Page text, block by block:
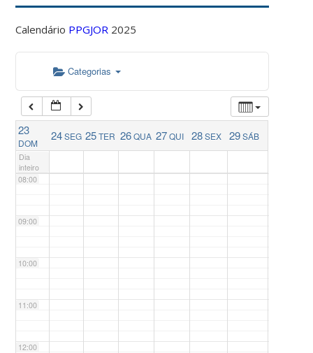
Calendário PPGJOR 2025
Categorias
23
DOM
24SEG 25TER 26QUA 27QUI 28SEX 29SÁB
Dia
inteiro
05:00
06:00
07:00
08:00
09:00
10:00
11:00
12:00